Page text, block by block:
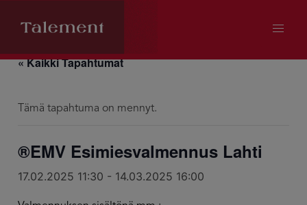
« Kaikki Tapahtumat
Tämä tapahtuma on mennyt.
®EMV Esimiesvalmennus Lahti
17.02.2025 11:30 - 14.03.2025 16:00